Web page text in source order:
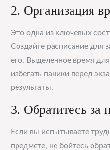
2. Организация
Это одна из ключевых
Создайте расписание для
его. Выделенное время
избегать паники перед
результаты.
3. Обратитесь
Если вы испытываете
предмете, не бойтесь